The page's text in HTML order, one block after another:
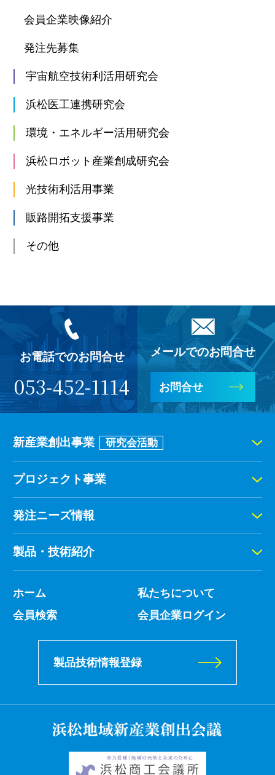
会員企業映像紹介
発注先募集
宇宙航空技術利活用研究会
浜松医工連携研究会
環境・エネルギー活用研究会
浜松ロボット産業創成研究会
光技術利活用事業
販路開拓支援事業
その他
お電話でのお問合せ
053-452-1114
メールでのお問合せ
お問合せ
新産業創出事業 研究会活動
プロジェクト事業
発注ニーズ情報
製品・技術紹介
ホーム
私たちについて
会員検索
会員企業ログイン
製品技術情報登録